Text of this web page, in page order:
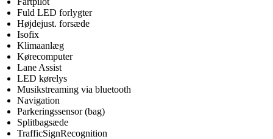
Fuld LED forlygter
Højdejust. forsæde
Isofix
Klimaanlæg
Kørecomputer
Lane Assist
LED kørelys
Musikstreaming via bluetooth
Navigation
Parkeringssensor (bag)
Splitbagsæde
TrafficSignRecognition